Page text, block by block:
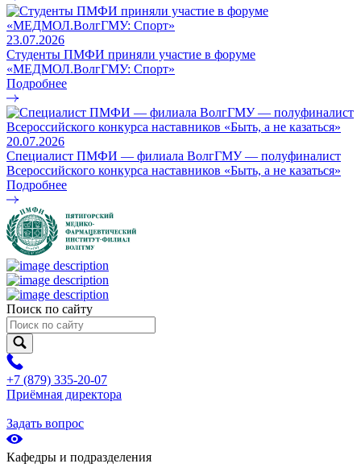
23.07.2026
Студенты ПМФИ приняли участие в форуме
«МЕДМОЛ.ВолгГМУ: Спорт»
Подробнее
20.07.2026
Специалист ПМФИ — филиала ВолгГМУ — полуфиналист
Всероссийского конкурса наставников «Быть, а не казаться»
Подробнее
Поиск по сайту
+7 (879) 335-20-07
Приёмная директора
Задать вопрос
Кафедры и подразделения